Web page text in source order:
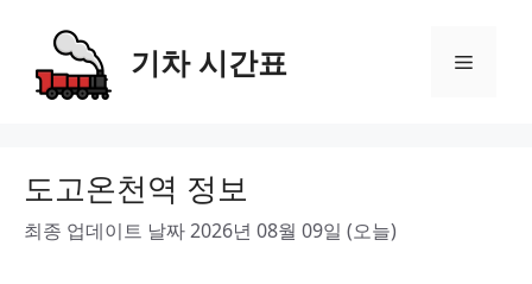
content
기차 시간표 Menu
도고온천역 정보
최종 업데이트 날짜 2026년 08월 09일 (오늘)